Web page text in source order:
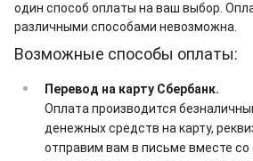
один способ оплаты на ваш выбор.
различными способами невозможна.
Возможные способы оплаты:
Перевод на карту Сбербанк.
Оплата производится
денежных средств на карту,
отправим вам в письме вместе со